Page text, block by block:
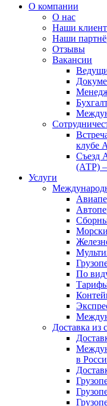
О компании
О нас
Наши
Наши
Отзывы
Вакансии
клубе
Съезд
(АТР) –
Услуги
По
Доставка из
в